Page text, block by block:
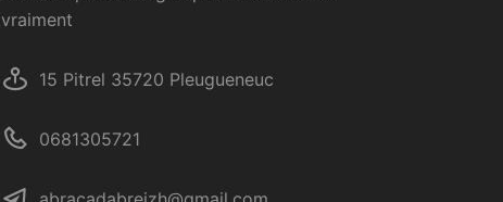
vraiment
15 Pitrel 35720 Pleugueneuc
0681305721